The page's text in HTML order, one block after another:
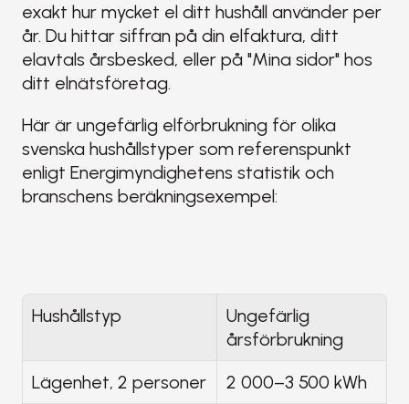
exakt hur mycket el ditt hushåll använder per
år. Du hittar siffran på din elfaktura, ditt
elavtals årsbesked, eller på "Mina sidor" hos
ditt elnätsföretag.
Här är ungefärlig elförbrukning för olika
svenska hushållstyper som referenspunkt
enligt Energimyndighetens statistik och
branschens beräkningsexempel:
Hushållstyp
Ungefärlig
årsförbrukning
Lägenhet, 2 personer
2 000–3 500 kWh